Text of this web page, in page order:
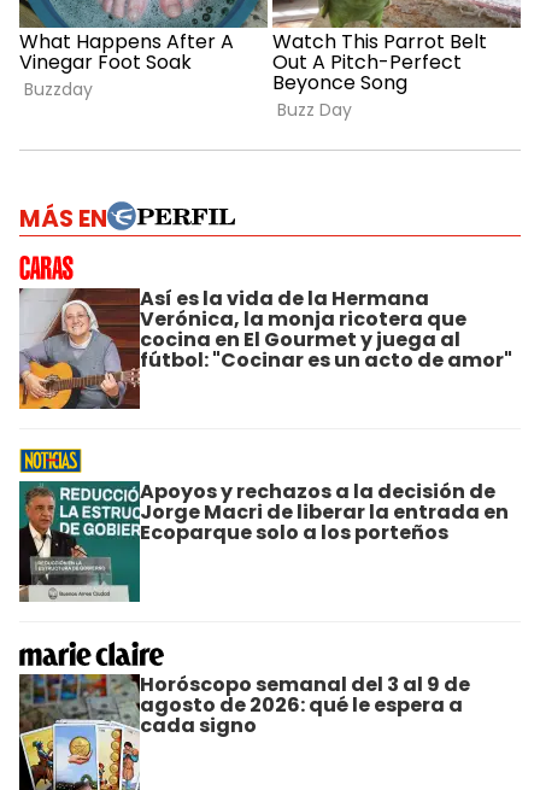
MÁS EN
Así es la vida de la Hermana
Verónica, la monja ricotera que
cocina en El Gourmet y juega al
fútbol: "Cocinar es un acto de amor"
Apoyos y rechazos a la decisión de
Jorge Macri de liberar la entrada en
Ecoparque solo a los porteños
Horóscopo semanal del 3 al 9 de
agosto de 2026: qué le espera a
cada signo